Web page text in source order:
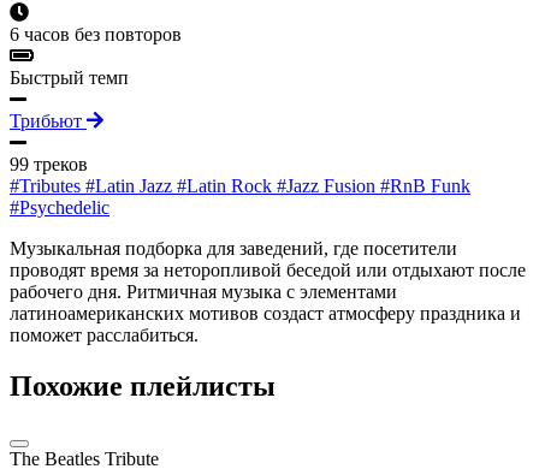
6 часов без повторов
Быстрый темп
Трибьют
99 треков
#Tributes #Latin Jazz #Latin Rock #Jazz Fusion #RnB Funk
#Psychedelic
Музыкальная подборка для заведений, где посетители
проводят время за неторопливой беседой или отдыхают после
рабочего дня. Ритмичная музыка с элементами
латиноамериканских мотивов создаст атмосферу праздника и
поможет расслабиться.
Похожие плейлисты
The Beatles Tribute